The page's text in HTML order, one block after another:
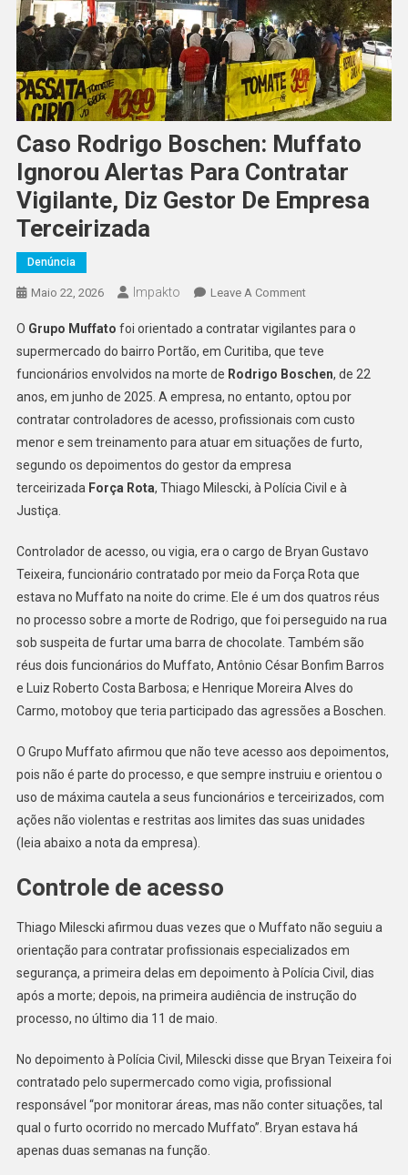
Caso Rodrigo Boschen: Muffato
Ignorou Alertas Para Contratar
Vigilante, Diz Gestor De Empresa
Terceirizada
Denúncia
Maio 22, 2026 Impakto Leave A CommentOn
Rodrigo
Boschen:
Muffato
Ignorou
Alertas
Para
Vigilante,
Terceirizada
O Grupo Muffato foi orientado a contratar vigilantes para o
supermercado do bairro Portão, em Curitiba, que teve
funcionários envolvidos na morte de Rodrigo Boschen, de 22
anos, em junho de 2025. A empresa, no entanto, optou por
contratar controladores de acesso, profissionais com custo
menor e sem treinamento para atuar em situações de furto,
segundo os depoimentos do gestor da empresa
terceirizada Força Rota, Thiago Milescki, à Polícia Civil e à
Justiça.
Controlador de acesso, ou vigia, era o cargo de Bryan Gustavo
Teixeira, funcionário contratado por meio da Força Rota que
estava no Muffato na noite do crime. Ele é um dos quatros réus
no processo sobre a morte de Rodrigo, que foi perseguido na rua
sob suspeita de furtar uma barra de chocolate. Também são
réus dois funcionários do Muffato, Antônio César Bonfim Barros
e Luiz Roberto Costa Barbosa; e Henrique Moreira Alves do
Carmo, motoboy que teria participado das agressões a Boschen.
O Grupo Muffato afirmou que não teve acesso aos depoimentos,
pois não é parte do processo, e que sempre instruiu e orientou o
uso de máxima cautela a seus funcionários e terceirizados, com
ações não violentas e restritas aos limites das suas unidades
(leia abaixo a nota da empresa).
Controle de acesso
Thiago Milescki afirmou duas vezes que o Muffato não seguiu a
orientação para contratar profissionais especializados em
segurança, a primeira delas em depoimento à Polícia Civil, dias
após a morte; depois, na primeira audiência de instrução do
processo, no último dia 11 de maio.
No depoimento à Polícia Civil, Milescki disse que Bryan Teixeira foi
contratado pelo supermercado como vigia, profissional
responsável “por monitorar áreas, mas não conter situações, tal
qual o furto ocorrido no mercado Muffato”. Bryan estava há
apenas duas semanas na função.